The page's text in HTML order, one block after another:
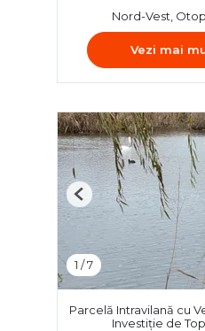
Nord-Vest,
Vezi mai
1 /7
Previous
Parcelă Intravilană cu
Investiție de